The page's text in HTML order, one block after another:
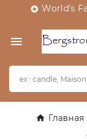
 World's

Главная